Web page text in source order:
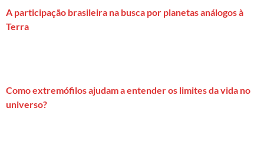
A participação brasileira na busca por planetas análogos à
Terra
Como extremófilos ajudam a entender os limites da vida no
universo?